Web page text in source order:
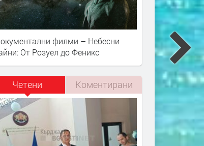
филми – Небесни
От Розуел до Феникс
Четени Коментирани